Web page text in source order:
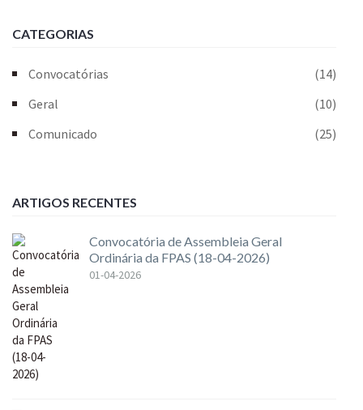
CATEGORIAS
Convocatórias
(14)
Geral
(10)
Comunicado
(25)
ARTIGOS RECENTES
Convocatória de Assembleia Geral
Ordinária da FPAS (18-04-2026)
01-04-2026